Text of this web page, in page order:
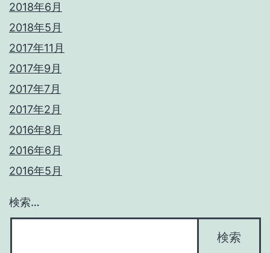
2018年6月
2018年5月
2017年11月
2017年9月
2017年7月
2017年2月
2016年8月
2016年6月
2016年5月
検索…